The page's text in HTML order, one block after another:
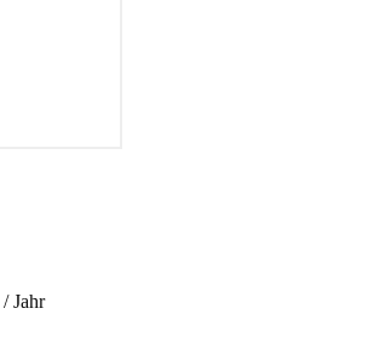
/ Jahr